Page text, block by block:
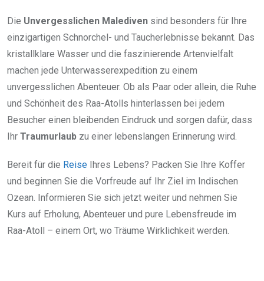
Die Unvergesslichen Malediven sind besonders für Ihre
einzigartigen Schnorchel- und Taucherlebnisse bekannt. Das
kristallklare Wasser und die faszinierende Artenvielfalt
machen jede Unterwasserexpedition zu einem
unvergesslichen Abenteuer. Ob als Paar oder allein, die Ruhe
und Schönheit des Raa-Atolls hinterlassen bei jedem
Besucher einen bleibenden Eindruck und sorgen dafür, dass
Ihr Traumurlaub zu einer lebenslangen Erinnerung wird.
Bereit für die Reise Ihres Lebens? Packen Sie Ihre Koffer
und beginnen Sie die Vorfreude auf Ihr Ziel im Indischen
Ozean. Informieren Sie sich jetzt weiter und nehmen Sie
Kurs auf Erholung, Abenteuer und pure Lebensfreude im
Raa-Atoll – einem Ort, wo Träume Wirklichkeit werden.